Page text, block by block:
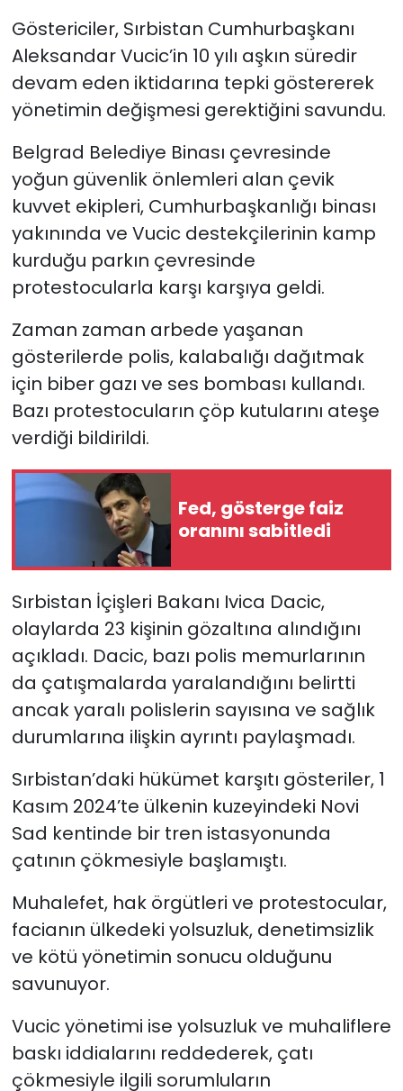
Göstericiler, Sırbistan Cumhurbaşkanı
Aleksandar Vucic’in 10 yılı aşkın süredir
devam eden iktidarına tepki göstererek
yönetimin değişmesi gerektiğini savundu.
Belgrad Belediye Binası çevresinde
yoğun güvenlik önlemleri alan çevik
kuvvet ekipleri, Cumhurbaşkanlığı binası
yakınında ve Vucic destekçilerinin kamp
kurduğu parkın çevresinde
protestocularla karşı karşıya geldi.
Zaman zaman arbede yaşanan
gösterilerde polis, kalabalığı dağıtmak
için biber gazı ve ses bombası kullandı.
Bazı protestocuların çöp kutularını ateşe
verdiği bildirildi.
Fed, gösterge faiz
oranını sabitledi
Sırbistan İçişleri Bakanı Ivica Dacic,
olaylarda 23 kişinin gözaltına alındığını
açıkladı. Dacic, bazı polis memurlarının
da çatışmalarda yaralandığını belirtti
ancak yaralı polislerin sayısına ve sağlık
durumlarına ilişkin ayrıntı paylaşmadı.
Sırbistan’daki hükümet karşıtı gösteriler, 1
Kasım 2024’te ülkenin kuzeyindeki Novi
Sad kentinde bir tren istasyonunda
çatının çökmesiyle başlamıştı.
Muhalefet, hak örgütleri ve protestocular,
facianın ülkedeki yolsuzluk, denetimsizlik
ve kötü yönetimin sonucu olduğunu
savunuyor.
Vucic yönetimi ise yolsuzluk ve muhaliflere
baskı iddialarını reddederek, çatı
çökmesiyle ilgili sorumluların